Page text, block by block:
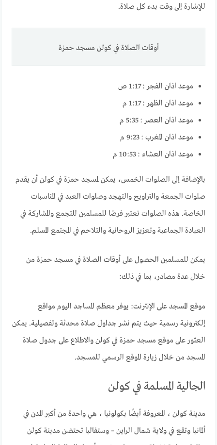
للإشارة إلى وقت بدء كل صلاة.
أوقات الصلاة في كولن مسجد حمزة
موعد اذان الفجر :1:17 ص
موعد اذان الظهر :1:17 م
موعد اذان العصر :5:35 م
موعد اذان المغرب :9:23 م
موعد اذان العشاء :10:53 م
بالإضافة إلى الصلوات الخمس، يمكن لمسجد حمزة في كولن أن يقدم
صلوات الجمعة والتراويح والتهجد وصلوات العيد في المناسبات
الخاصة. هذه الصلوات تعتبر فرصًا للمسلمين للتجمع والمشاركة في
العبادة الجماعية وتعزيز الروحانية والتلاحم في المجتمع المسلم.
يمكن للمسلمين الحصول على أوقات الصلاة في مسجد حمزة من
خلال عدة مصادر، بما في ذلك:
موقع المسجد على الإنترنت: يوفر معظم المساجد اليوم مواقع
إلكترونية رسمية حيث يتم نشر جداول صلاة محدثة وتفصيلية. يمكن
العثور على موقع مسجد حمزة في كولن والاطلاع على جدول صلاة
المسجد من خلال زيارة الموقع الرسمي للمسجد.
الجالية المسلمة في كولن
مدينة كولن ، المعروفة أيضًا بكولونيا ، هي واحدة من أكبر المدن في
ألمانيا وتقع في ولاية شمال الراين – وستفاليا تحتضن مدينة كولن